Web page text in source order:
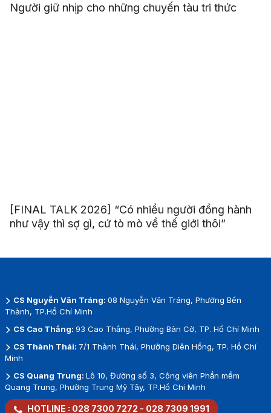
Người giữ nhịp cho những chuyến tàu tri thức
[FINAL TALK 2026] “Có nhiều người đồng hành
như vậy thì sợ gì, cứ tò mò về thế giới thôi”
CS Nguyễn Văn Tráng: 08 Nguyễn Văn Tráng, Phường Bến
Thành, TP.Hồ Chí Minh
CS Cao Thắng: 93 Cao Thắng, Phường Bàn Cờ, TP. Hồ Chí Minh
CS Thành Thái: 7/1 Thành Thái, Phường Diên Hồng, TP. Hồ Chí
Minh
CS Quang Trung: Lô 10, Đường số 3, Công viên Phần mềm
Quang Trung, Phường Trung Mỹ Tây, TP.Hồ Chí Minh
HOTLINE : 028 7300 7272 - 028 7309 1991